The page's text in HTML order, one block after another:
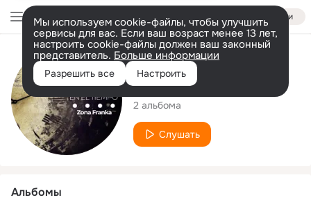
Войти
Мы используем cookie-файлы, чтобы улучшить
сервисы для вас. Если ваш возраст менее 13 лет,
настроить cookie-файлы должен ваш законный
представитель. Больше информации
Разрешить все Настроить
Исполнитель
Zona Franka
2 альбома
Слушать
Альбомы